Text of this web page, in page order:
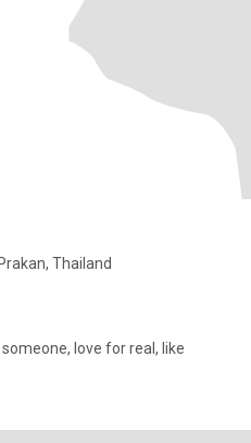
Thailand
love for real, like